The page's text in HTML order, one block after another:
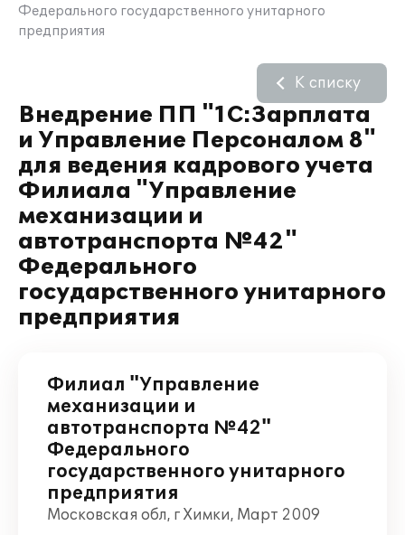
Федерального государственного унитарного
предприятия
Внедрение ПП "1С:Зарплата
и Управление Персоналом 8"
для ведения кадрового учета
Филиала "Управление
механизации и
автотранспорта №42"
Федерального
государственного унитарного
предприятия
К списку
Филиал "Управление
механизации и
автотранспорта №42"
Федерального
государственного унитарного
предприятия
Московская обл, г Химки, Март 2009